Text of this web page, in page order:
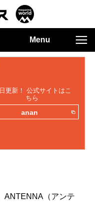
Menu
更新！ 公式サイトはこ
ちら
anan
ANTENNA（アンテ